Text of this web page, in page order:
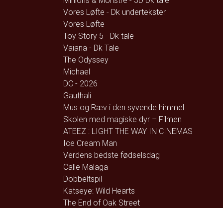
Vores Løfte - Dk undertekster
Vores Løfte
Toy Story 5 - Dk tale
Vaiana - Dk Tale
The Odyssey
Michael
DC - 2026
Gauthali
Mus og Ræv i den syvende himmel
Skolen med magiske dyr – Filmen
ATEEZ : LIGHT THE WAY IN CINEMAS
Ice Cream Man
Verdens bedste fødselsdag
Calle Malaga
Dobbeltspil
Katseye: Wild Hearts
The End of Oak Street